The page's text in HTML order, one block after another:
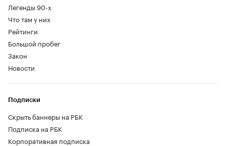
Легенды 90-х
Что там у них
Рейтинги
Большой пробег
Закон
Новости
Подписки
Скрыть баннеры на РБК
Подписка на РБК
Корпоративная подписка